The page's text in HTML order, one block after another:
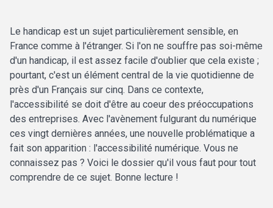
Le handicap est un sujet particulièrement sensible, en
France comme à l'étranger. Si l'on ne souffre pas soi-même
d'un handicap, il est assez facile d'oublier que cela existe ;
pourtant, c'est un élément central de la vie quotidienne de
près d'un Français sur cinq. Dans ce contexte,
l'accessibilité se doit d'être au coeur des préoccupations
des entreprises. Avec l'avènement fulgurant du numérique
ces vingt dernières années, une nouvelle problématique a
fait son apparition : l'accessibilité numérique. Vous ne
connaissez pas ? Voici le dossier qu'il vous faut pour tout
comprendre de ce sujet. Bonne lecture !